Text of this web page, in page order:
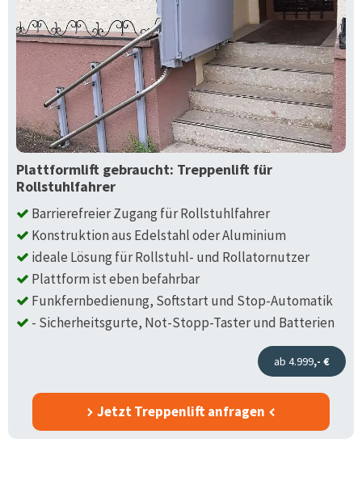
Plattformlift gebraucht: Treppenlift für
Rollstuhlfahrer
Barrierefreier Zugang für Rollstuhlfahrer
Konstruktion aus Edelstahl oder Aluminium
ideale Lösung für Rollstuhl- und Rollatornutzer
Plattform ist eben befahrbar
Funkfernbedienung, Softstart und Stop-Automatik
- Sicherheitsgurte, Not-Stopp-Taster und Batterien
ab 4.999,- €
Jetzt Treppenlift anfragen